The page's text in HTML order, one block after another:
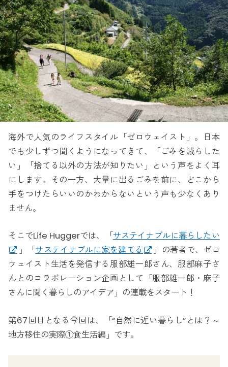
海外で人気のライフスタイル「ゼロウェイスト」。日本
でも少しずつ聞くようになってきて、「ごみを減らした
い」「捨てる以外の方法が知りたい」という声をよく耳
にします。その一方、大量に出るごみを前に、どこから
手をつけたらいいのかわからないという声も少なくあり
ません。
そこでLife Huggerでは、「サステイナブルに暮らしたい
」「サステイナブルに家を建てる
」の著者で、ゼロ
ウェイスト生活を発信する服部雄一郎さん、服部麻子さ
んとのコラボレーション企画として「服部雄一郎・麻子
さんに聞く暮らしのアイデア」の連載をスタート！
第67回目となる今回は、「“自然に近い暮らし”とは？～
地方移住の実際①食生活編」です。